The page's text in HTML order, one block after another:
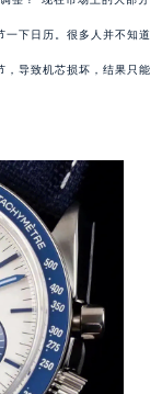
一下日历。很多人并不知道
，导致机芯损坏，结果只能